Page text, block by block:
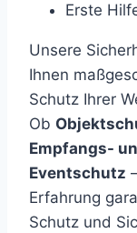
Erste
Unsere
Ihnen
Schutz Ihrer
Ob
Empfangs-
Eventschutz
Erfahrung
Schutz und